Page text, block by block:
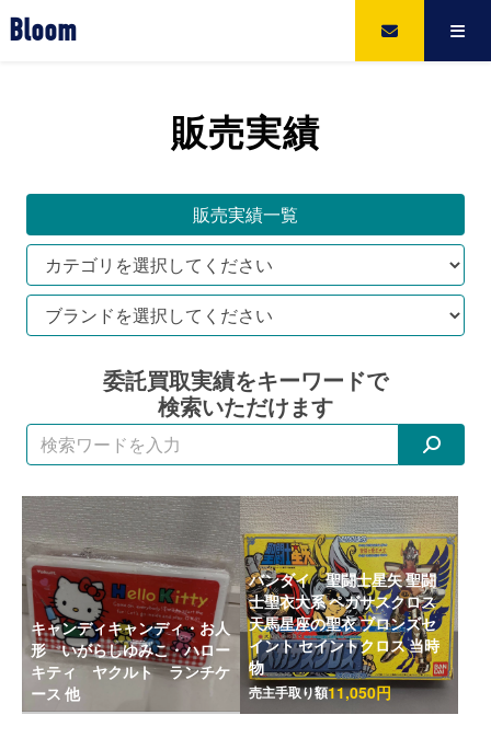
Bloom
販売実績
販売実績一覧
委託買取実績をキーワードで
検索いただけます
キャンディキャンディ・お人
形 いがらしゆみこ・ハロー
キティ ヤクルト ランチケ
ース 他
バンダイ 聖闘士星矢 聖闘
士聖衣大系 ペガサスクロス
天馬星座の聖衣 ブロンズセ
イント セイントクロス 当時
物
売主手取り額11,050円